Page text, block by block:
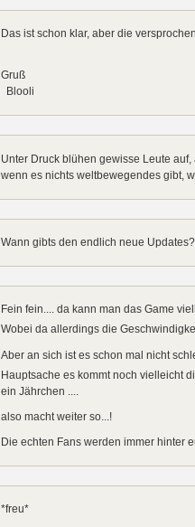
Das ist schon klar, aber die
Gruß
Blooli
Unter Druck blühen gewisse Leute
wenn es nichts weltbewegendes gibt,
Wann gibts den endlich neue
Fein fein.... da kann man das Game
Wobei da allerdings die
Aber an sich ist es schon mal nicht
Hauptsache es kommt noch vielleicht
ein Jährchen ....
also macht weiter so...!
Die echten Fans werden immer hinter
*freu*